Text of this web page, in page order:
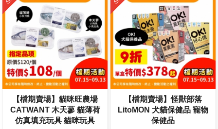
【檔期賣場】貓咪旺農場
CATWANT 木天蓼 貓薄荷
仿真填充玩具 貓咪玩具
【檔期賣場】怪獸部落
LitoMON 犬貓保健品 寵物
保健品